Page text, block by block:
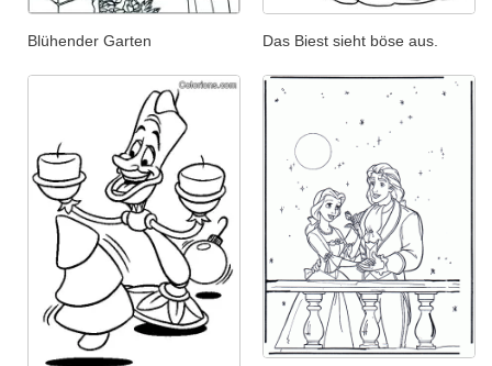
Blühender Garten Das Biest sieht böse aus.